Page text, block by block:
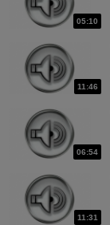
05:10
11:46
06:54
11:31